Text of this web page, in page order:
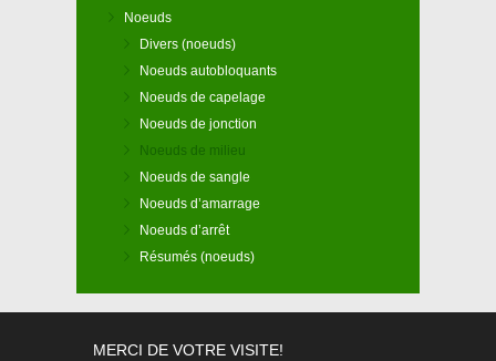
Noeuds
Divers (noeuds)
Noeuds autobloquants
Noeuds de capelage
Noeuds de jonction
Noeuds de milieu
Noeuds de sangle
Noeuds d’amarrage
Noeuds d’arrêt
Résumés (noeuds)
MERCI DE VOTRE VISITE!